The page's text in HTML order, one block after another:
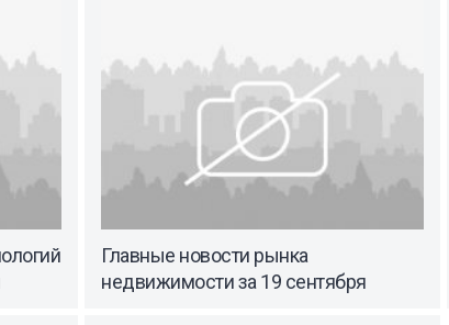
Главные новости рынка
недвижимости за 19 сентября